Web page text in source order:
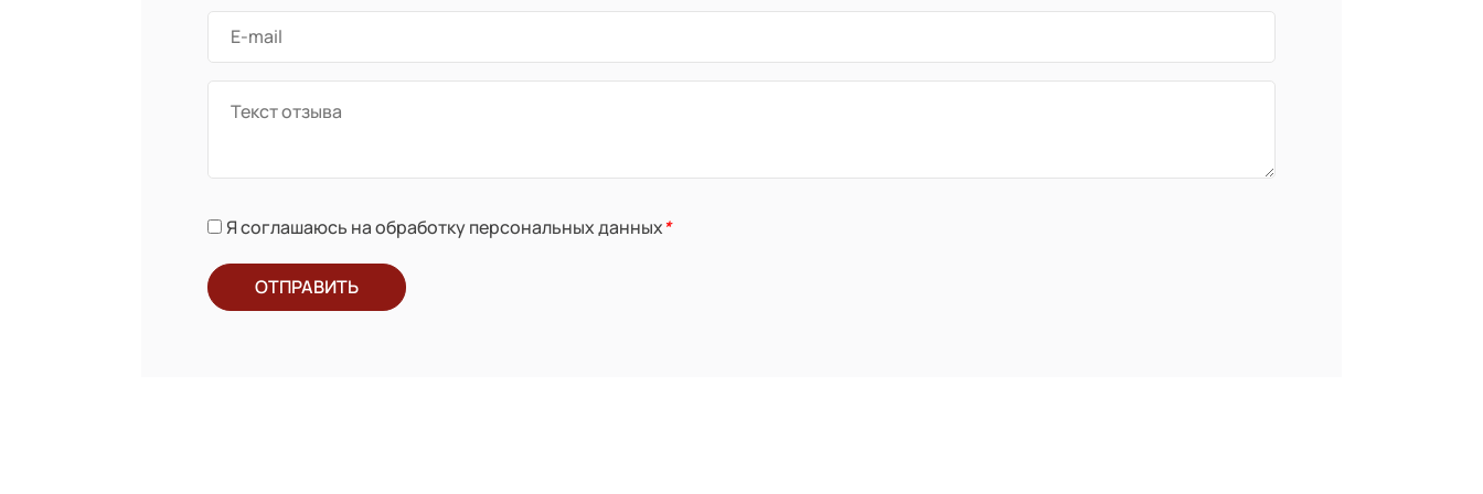
Я соглашаюсь на обработку персональных данных*
ОТПРАВИТЬ